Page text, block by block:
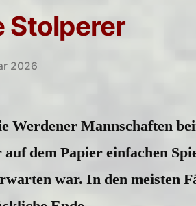
Stolperer
2026
Werdener Mannschaften
dem Papier einfachen
war. In den meisten